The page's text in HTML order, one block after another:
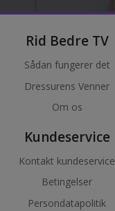
Rid Bedre TV
Sådan fungerer det
Dressurens Venner
Om os
Kundeservice
Kontakt kundeservice
Betingelser
Persondatapolitik